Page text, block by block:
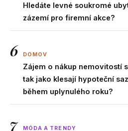
Hledáte levné soukromé
zázemí pro firemní akce?
6 DOMOV
Zájem o nákup nemovitostí
tak jako klesají hypoteční
během uplynulého roku?
7 MÓDA A TRENDY